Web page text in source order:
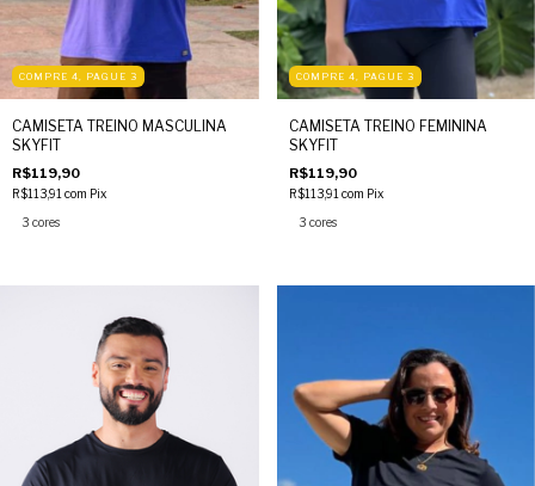
COMPRE 4, PAGUE 3
CAMISETA TREINO MASCULINA
SKYFIT
R$119,90
R$113,91 com Pix
3 cores
COMPRE 4, PAGUE 3
CAMISETA TREINO FEMININA
SKYFIT
R$119,90
R$113,91 com Pix
3 cores